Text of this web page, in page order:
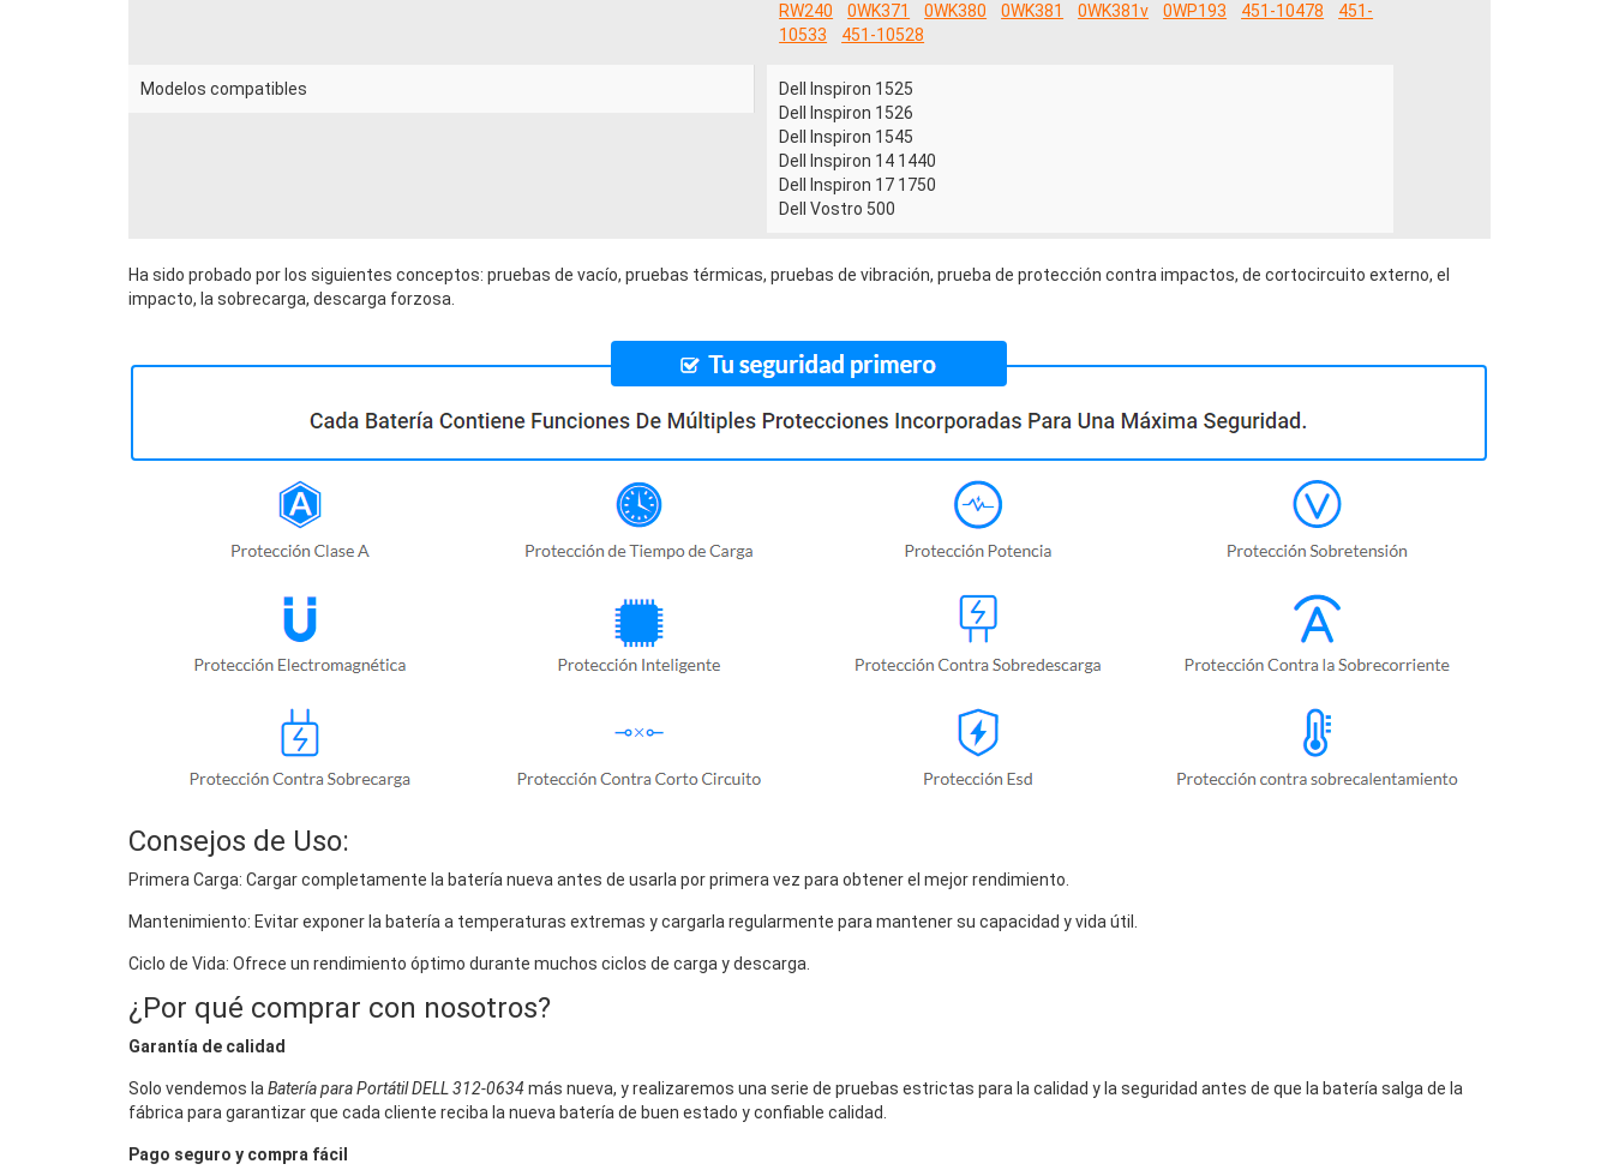
RW240
0WK371 0WK380 0WK381 0WK381v 0WP193 451-10478
451-
10533
451-10528
Modelos compatibles
Dell Inspiron 1525
Dell Inspiron 1526
Dell Inspiron 1545
Dell Inspiron 14 1440
Dell Inspiron 17 1750
Dell Vostro 500
Ha sido probado por los siguientes conceptos: pruebas de vacío, pruebas térmicas, pruebas de vibración, prueba de protección contra impactos, de cortocircuito externo, el
impacto, la sobrecarga, descarga forzosa.
Consejos de Uso:
Primera Carga: Cargar completamente la batería nueva antes de usarla por primera vez para obtener el mejor rendimiento.
Mantenimiento: Evitar exponer la batería a temperaturas extremas y cargarla regularmente para mantener su capacidad y vida útil.
Ciclo de Vida: Ofrece un rendimiento óptimo durante muchos ciclos de carga y descarga.
¿Por qué comprar con nosotros?
Garantía de calidad
Solo vendemos laBatería para Portátil DELL 312-0634más nueva, y realizaremos una serie de pruebas estrictas para la calidad y la seguridad antes de que la batería salga de la
fábrica para garantizar que cada cliente reciba la nueva batería de buen estado y confiable calidad.
Pago seguro y compra fácil